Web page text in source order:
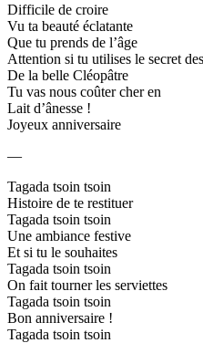
Difficile de croire
Vu ta beauté éclatante
Que tu prends de l’âge
Attention si tu utilises le secret
De la belle Cléopâtre
Tu vas nous coûter cher en
Lait d’ânesse !
Joyeux anniversaire
—
Tagada tsoin tsoin
Histoire de te restituer
Tagada tsoin tsoin
Une ambiance festive
Et si tu le souhaites
Tagada tsoin tsoin
On fait tourner les serviettes
Tagada tsoin tsoin
Bon anniversaire !
Tagada tsoin tsoin